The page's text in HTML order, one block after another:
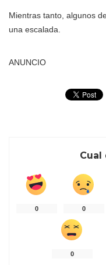
Mientras tanto, algunos
una escalada.
ANUNCIO
Cual
0 0
0